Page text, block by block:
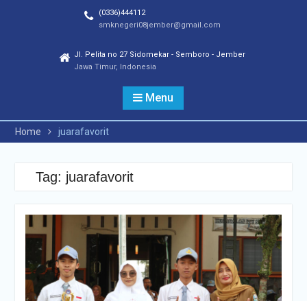
(0336)444112
smknegeri08jember@gmail.com
Jl. Pelita no 27 Sidomekar - Semboro - Jember
Jawa Timur, Indonesia
Menu
Home juarafavorit
Tag: juarafavorit